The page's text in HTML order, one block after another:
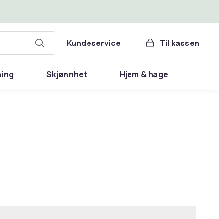
Kundeservice Til kassen
Skjønnhet Hjem & hage